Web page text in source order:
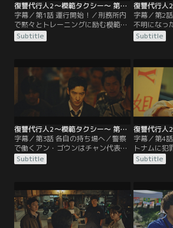
復讐代行人2～模範タクシー～ 第01話／字幕
字幕／第1話 運行開始！／刑務所内
で黙々とトレーニングに励む模範タ
クシーの運転手キム・ドギ。ある
日、わいせつ動画の配信で悪事の
向かう彼らを乗せた車にアクシデン
Subtitle
字幕／第2
不明になっ
部始終を聞
ーのチャン
ドギを手
作戦とは？
Subtitle
復讐代行人2～模範タクシー～ 第03話／字幕
字幕／第3話 各自の持ち場へ／警察
で働くアン・ゴウンはチャン代表に
電話をかけ、チャン代表が隠し事を
していると見破る。模範タクシーの
め警察署にいた。ドギは潜入を続け
るが…。
Subtitle
字幕／第4
トナムに犯
ると知った
一網打尽に
党が集まっ
の姿があっ
Subtitle